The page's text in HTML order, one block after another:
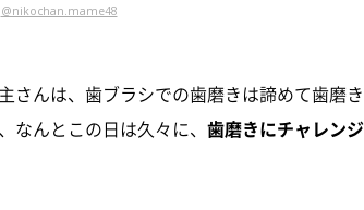
@nikochan.mame48
さんは、歯ブラシでの歯磨きは諦めて歯磨
んとこの日は久々に、 歯磨きにチャレン